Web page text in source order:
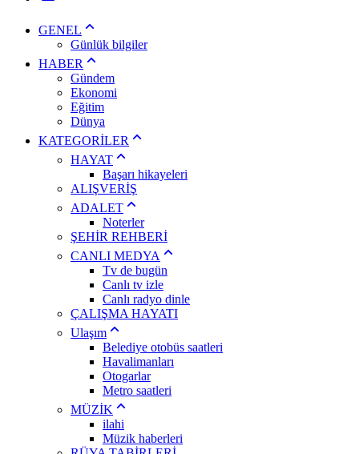
GENEL
Günlük bilgiler
HABER
Gündem
Ekonomi
Eğitim
Dünya
KATEGORİLER
HAYAT
Başarı hikayeleri
ALIŞVERİŞ
ADALET
Noterler
ŞEHİR REHBERİ
CANLI MEDYA
Tv de bugün
Canlı tv izle
Canlı radyo dinle
ÇALIŞMA HAYATI
Ulaşım
Belediye otobüs saatleri
Havalimanları
Otogarlar
Metro saatleri
MÜZİK
ilahi
Müzik haberleri